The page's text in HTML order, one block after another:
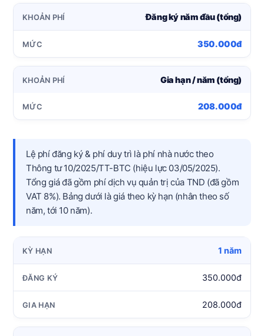
Đăng ký năm đầu (tổng)
350.000đ
Gia hạn / năm (tổng)
208.000đ
Lệ phí đăng ký & phí duy trì là phí nhà nước theo
Thông tư 10/2025/TT-BTC (hiệu lực 03/05/2025).
Tổng giá đã gồm phí dịch vụ quản trị của TND (đã gồm
VAT 8%). Bảng dưới là giá theo kỳ hạn (nhân theo số
năm, tới 10 năm).
1 năm
350.000đ
208.000đ